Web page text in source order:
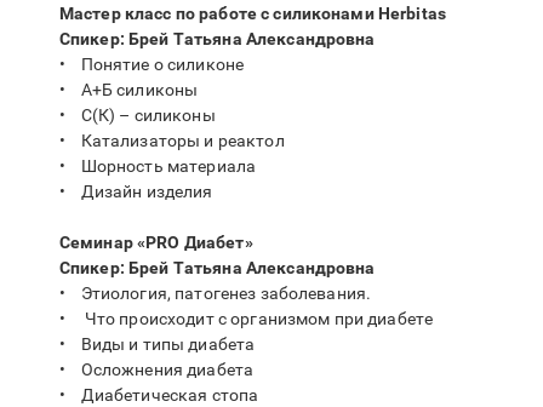
Мастер класс по работе с силиконами Herbitas
Спикер: Брей Татьяна Александровна
• Понятие о силиконе
• А+Б силиконы
• С(К) – силиконы
• Катализаторы и реактол
• Шорность материала
• Дизайн изделия
Семинар «PRO Диабет»
Спикер: Брей Татьяна Александровна
• Этиология, патогенез заболевания.
• Что происходит с организмом при диабете
• Виды и типы диабета
• Осложнения диабета
• Диабетическая стопа